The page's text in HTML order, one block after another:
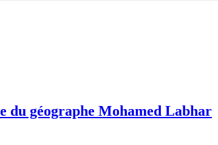
du géographe Mohamed Labhar